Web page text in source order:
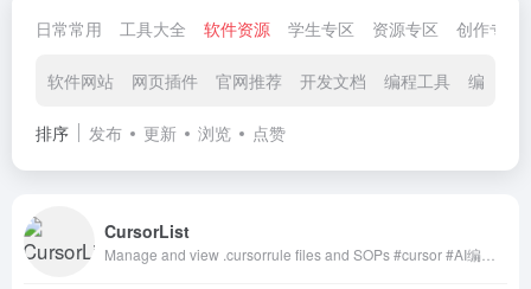
日常常用 工具大全 软件资源 学生专区 资源专区 创作专区
软件网站 网页插件 官网推荐 开发文档 编程工具 编程教
排序 发布 更新 浏览 点赞
CursorList